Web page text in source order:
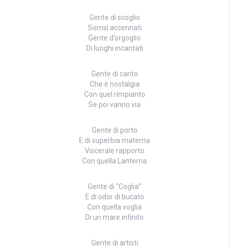
Gente di scoglio
Sorrisi accennati
Gente d’orgoglio
Di luoghi incantati
Gente di canto
Che è nostalgia
Con quel rimpianto
Se poi vanno via
Gente di porto
E di superbia materna
Viscerale rapporto
Con quella Lanterna
Gente di “Coglia”
E di odor di bucato
Con quella voglia
Di un mare infinito
Gente di artisti